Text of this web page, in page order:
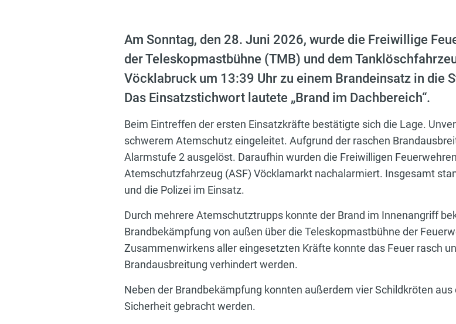
Am Sonntag, den 28. Juni 2026, wurde die Freiwillige
der Teleskopmastbühne (TMB) und dem
Vöcklabruck um 13:39 Uhr zu einem Brandeinsatz in die
Das Einsatzstichwort lautete „Brand im Dachbereich“.
Beim Eintreffen der ersten Einsatzkräfte bestätigte sich die Lage.
schwerem Atemschutz eingeleitet. Aufgrund der raschen
Alarmstufe 2 ausgelöst. Daraufhin wurden die Freiwilligen
Atemschutzfahrzeug (ASF) Vöcklamarkt nachalarmiert. Insgesamt
und die Polizei im Einsatz.
Durch mehrere Atemschutztrupps konnte der Brand im Innenangriff
Brandbekämpfung von außen über die Teleskopmastbühne der
Zusammenwirkens aller eingesetzten Kräfte konnte das Feuer rasch
Brandausbreitung verhindert werden.
Neben der Brandbekämpfung konnten außerdem vier Schildkröten
Sicherheit gebracht werden.